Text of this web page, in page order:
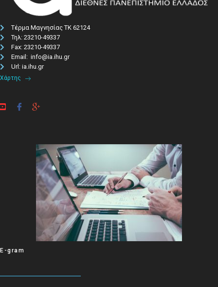
Τέρμα Μαγνησίας ΤΚ 62124
Τηλ: 23210-49337​
Fax: 23210-49337
Email: info@ia.ihu.gr
Url: ia.ihu.gr
Χάρτης
E-gram